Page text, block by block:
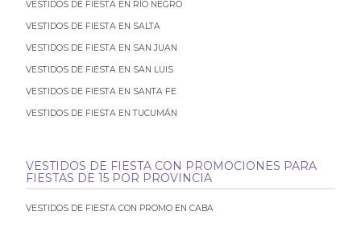
VESTIDOS DE FIESTA EN RÍO NEGRO
VESTIDOS DE FIESTA EN SALTA
VESTIDOS DE FIESTA EN SAN JUAN
VESTIDOS DE FIESTA EN SAN LUIS
VESTIDOS DE FIESTA EN SANTA FE
VESTIDOS DE FIESTA EN TUCUMÁN
VESTIDOS DE FIESTA CON PROMOCIONES PARA
FIESTAS DE 15 POR PROVINCIA
VESTIDOS DE FIESTA CON PROMO EN CABA